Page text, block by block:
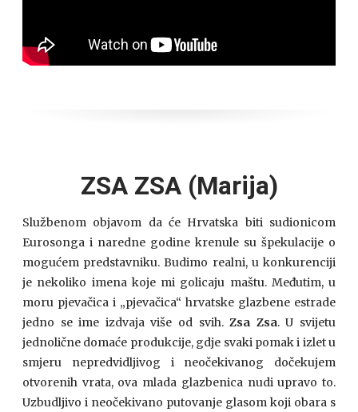
ZSA ZSA (Marija)
Službenom objavom da će Hrvatska biti sudionicom
Eurosonga i naredne godine krenule su špekulacije o
mogućem predstavniku. Budimo realni, u konkurenciji
je nekoliko imena koje mi golicaju maštu. Međutim, u
moru pjevačica i „pjevačica“ hrvatske glazbene estrade
jedno se ime izdvaja više od svih.Zsa Zsa. U svijetu
jednolične domaće produkcije, gdje svaki pomak i izlet u
smjeru nepredvidljivog i neočekivanog dočekujem
otvorenih vrata, ova mlada glazbenica nudi upravo to.
Uzbudljivo i neočekivano putovanje glasom koji obara s